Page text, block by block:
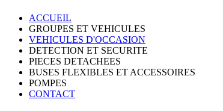
ACCUEIL
GROUPES ET VEHICULES
VEHICULES D'OCCASION
DETECTION ET SECURITE
PIECES DETACHEES
BUSES FLEXIBLES ET ACCESSOIRES
POMPES
CONTACT